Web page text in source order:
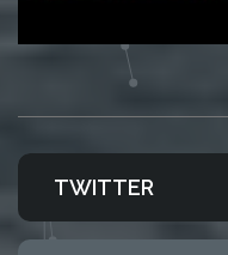
TWITTER